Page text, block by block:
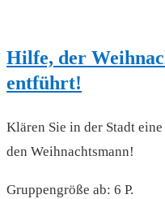
Hilfe, der
entführt!
Klären Sie in der Stadt
den Weihnachtsmann!
Gruppengröße ab: 6 P.